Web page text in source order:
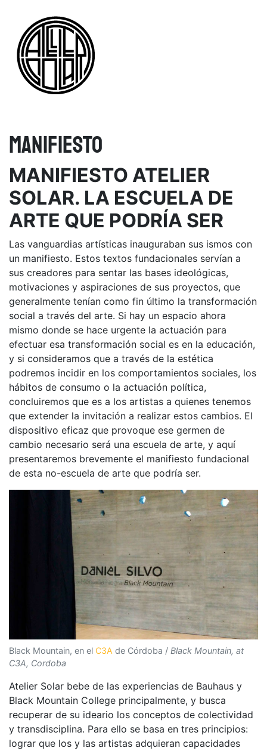
Navegación principal
MANIFIESTO
MANIFIESTO ATELIER
SOLAR. LA ESCUELA DE
ARTE QUE PODRÍA SER
Las vanguardias artísticas inauguraban sus ismos con
un manifiesto. Estos textos fundacionales servían a
sus creadores para sentar las bases ideológicas,
motivaciones y aspiraciones de sus proyectos, que
generalmente tenían como fin último la transformación
social a través del arte. Si hay un espacio ahora
mismo donde se hace urgente la actuación para
efectuar esa transformación social es en la educación,
y si consideramos que a través de la estética
podremos incidir en los comportamientos sociales, los
hábitos de consumo o la actuación política,
concluiremos que es a los artistas a quienes tenemos
que extender la invitación a realizar estos cambios. El
dispositivo eficaz que provoque ese germen de
cambio necesario será una escuela de arte, y aquí
presentaremos brevemente el manifiesto fundacional
de esta no-escuela de arte que podría ser.
Black Mountain, en el C3A de Córdoba / Black Mountain, at
C3A, Cordoba
Atelier Solar bebe de las experiencias de Bauhaus y
Black Mountain College principalmente, y busca
recuperar de su ideario los conceptos de colectividad
y transdisciplina. Para ello se basa en tres principios:
lograr que los y las artistas adquieran capacidades